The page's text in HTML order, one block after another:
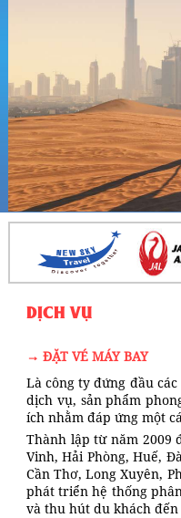
DỊCH VỤ
→ ĐẶT VÉ MÁY BAY
Là công ty đứng đầu
dịch vụ, sản phẩm
ích nhằm đáp ứng một
Thành lập từ năm 2009
Vinh, Hải Phòng, Huế,
Cần Thơ, Long Xuyên,
phát triển hệ thống
và thu hút du khách